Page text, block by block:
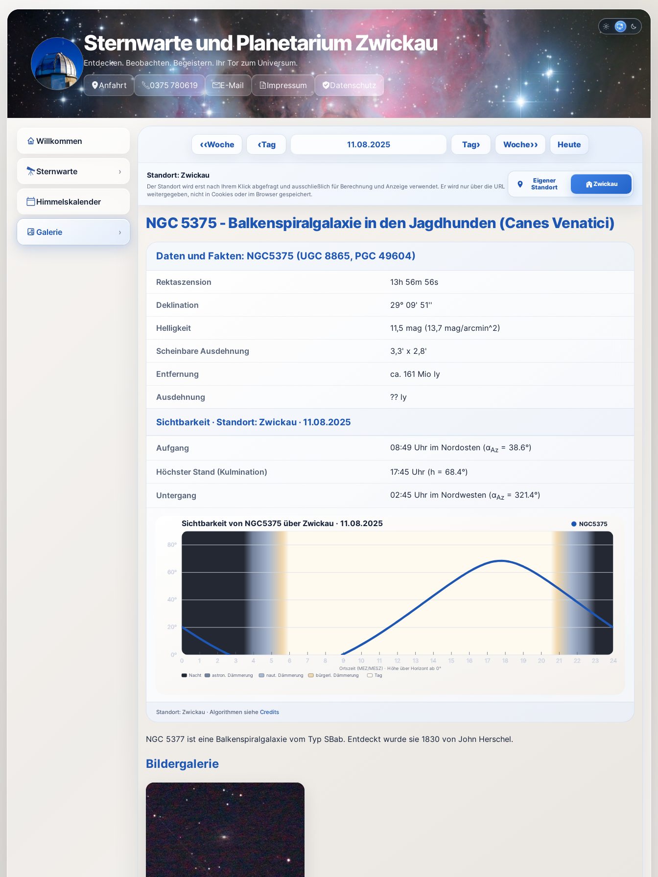
Sternwarte und Planetarium Zwickau
Entdecken. Beobachten. Begeistern. Ihr Tor zum Universum.
Anfahrt 0375 780619 E-Mail Impressum Datenschutz
Hell AutoDunkel
Willkommen
Sternwarte ›
Himmelskalender
Galerie ›
‹‹Woche ‹Tag Datum auswählen Tag› Woche›› Heute
Standort:Zwickau
Der Standort wird erst nach Ihrem Klick abgefragt und ausschließlich für Berechnung und Anzeige verwendet. Er wird nur über die URL
weitergegeben, nicht in Cookies oder im Browser gespeichert.
Eigener
Standort
Zwickau
NGC 5375 - Balkenspiralgalaxie in den Jagdhunden (Canes Venatici)
Daten und Fakten: NGC5375 (UGC 8865, PGC 49604)
Rektaszension 13h 56m 56s
Deklination 29° 09' 51''
Helligkeit 11,5 mag (13,7 mag/arcmin^2)
Scheinbare Ausdehnung 3,3' x 2,8'
Entfernung ca. 161 Mio ly
Ausdehnung ?? ly
Sichtbarkeit · Standort: Zwickau · 11.08.2025
Aufgang 08:49 Uhr im Nordosten (αAz = 38.6°)
Höchster Stand (Kulmination) 17:45 Uhr (h = 68.4°)
Untergang 02:45 Uhr im Nordwesten (αAz = 321.4°)
0°
20°
40°
60°
80°
0 1 2 3 4 5 6 7 8 9 10 11 12 13 14 15 16 17 18 19 20 21 22 23 24
Sichtbarkeit von NGC5375 über Zwickau · 11.08.2025 NGC5375
Nacht astron. Dämmerung naut. Dämmerung bürgerl. Dämmerung Tag
Ortszeit (MEZ/MESZ) · Höhe über Horizont ab 0°
Standort: Zwickau · Algorithmen siehe Credits
NGC 5377 ist eine Balkenspiralgalaxie vom Typ SBab. Entdeckt wurde sie 1830 von John Herschel.
Bildergalerie